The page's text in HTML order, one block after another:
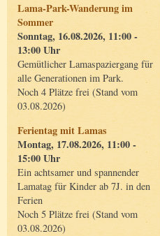
Lama-Park-Wanderung im
Sommer
Sonntag, 16.08.2026, 11:00 -
13:00 Uhr
Gemütlicher Lamaspaziergang für
alle Generationen im Park.
Noch 4 Plätze frei (Stand vom
03.08.2026)
Ferientag mit Lamas
Montag, 17.08.2026, 11:00 -
15:00 Uhr
Ein achtsamer und spannender
Lamatag für Kinder ab 7J. in den
Ferien
Noch 5 Plätze frei (Stand vom
03.08.2026)